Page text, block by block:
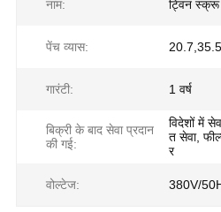
नाम: ट्विन
पेंच व्यास:
गारंटी: 1 वर्ष
बिक्री के बाद सेवा प्रदान
की गई:
विदेशों में
त सेवा,
र
वोल्टेज: 380V/